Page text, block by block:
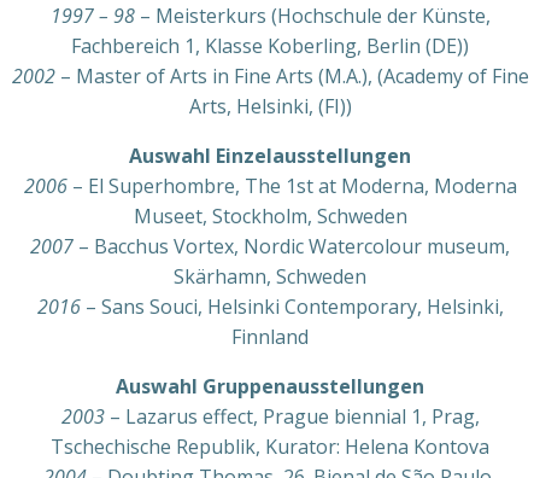
1997 – 98– Meisterkurs (Hochschule der Künste,
Fachbereich 1, Klasse Koberling, Berlin (DE))
2002– Master of Arts in Fine Arts (M.A.), (Academy of Fine
Arts, Helsinki, (FI))
Auswahl Einzelausstellungen
2006– El Superhombre, The 1st at Moderna, Moderna
Museet, Stockholm, Schweden
2007 – Bacchus Vortex, Nordic Watercolour museum,
Skärhamn, Schweden
2016– Sans Souci, Helsinki Contemporary, Helsinki,
Finnland
Auswahl Gruppenausstellungen
2003– Lazarus effect, Prague biennial 1, Prag,
Tschechische Republik, Kurator: Helena Kontova